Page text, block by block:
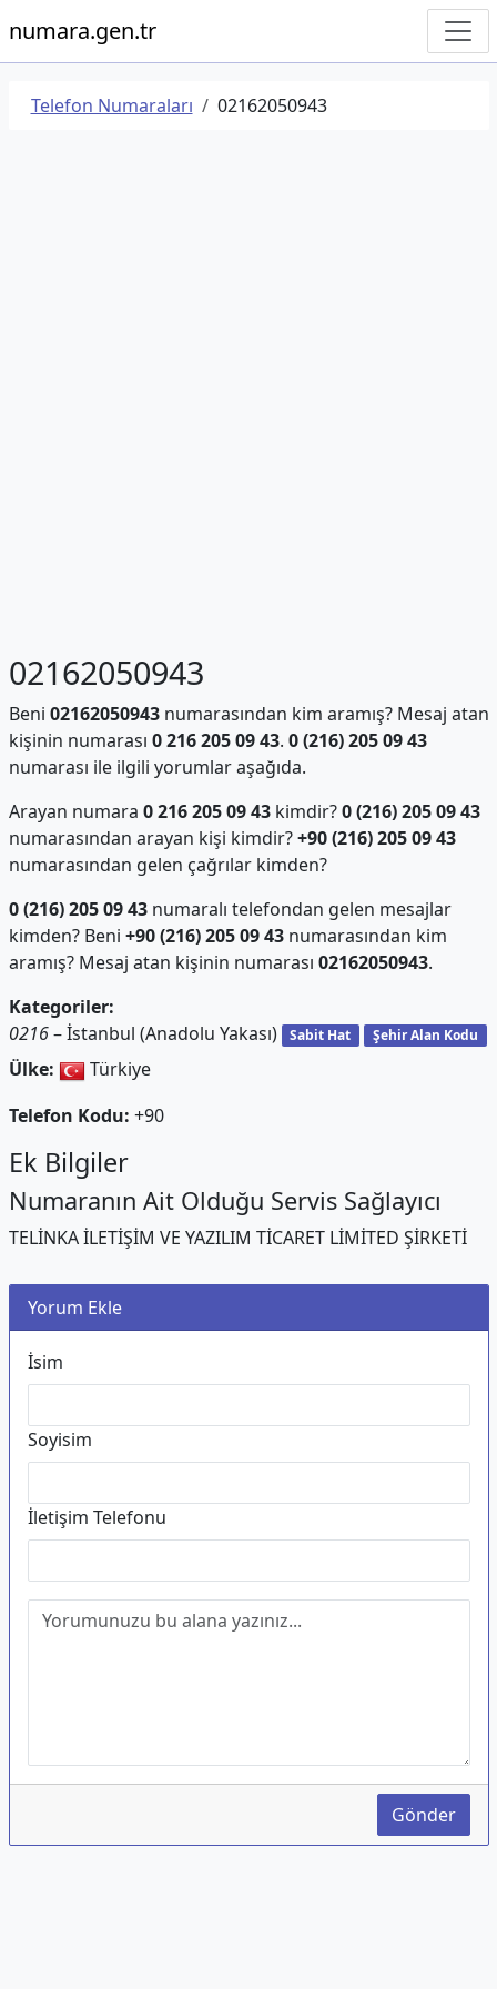
numara.gen.tr
Telefon Numaraları 02162050943
02162050943
Beni 02162050943numarasından kim aramış? Mesaj atan
kişinin numarası 0 216 205 09 43. 0 (216) 205 09 43
numarası ile ilgili yorumlar aşağıda.
Arayan numara 0 216 205 09 43kimdir?0 (216) 205 09 43
numarasından arayan kişi kimdir?+90 (216) 205 09 43
numarasından gelen çağrılar kimden?
0 (216) 205 09 43numaralı telefondan gelen mesajlar
kimden? Beni +90 (216) 205 09 43numarasından kim
aramış? Mesaj atan kişinin numarası 02162050943.
Kategoriler:
0216– İstanbul (Anadolu Yakası) Sabit Hat Şehir Alan Kodu
Ülke:
Türkiye
Telefon Kodu: +90
Ek Bilgiler
Numaranın Ait Olduğu Servis Sağlayıcı
TELİNKA İLETİŞİM VE YAZILIM TİCARET LİMİTED ŞİRKETİ
Yorum Ekle
İsim
Soyisim
İletişim Telefonu
Gönder